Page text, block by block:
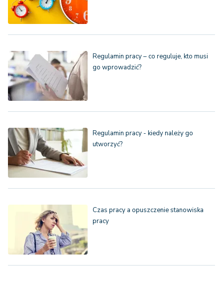
Regulamin pracy – co reguluje, kto musi
go wprowadzić?
Regulamin pracy - kiedy należy go
utworzyć?
Czas pracy a opuszczenie stanowiska
pracy